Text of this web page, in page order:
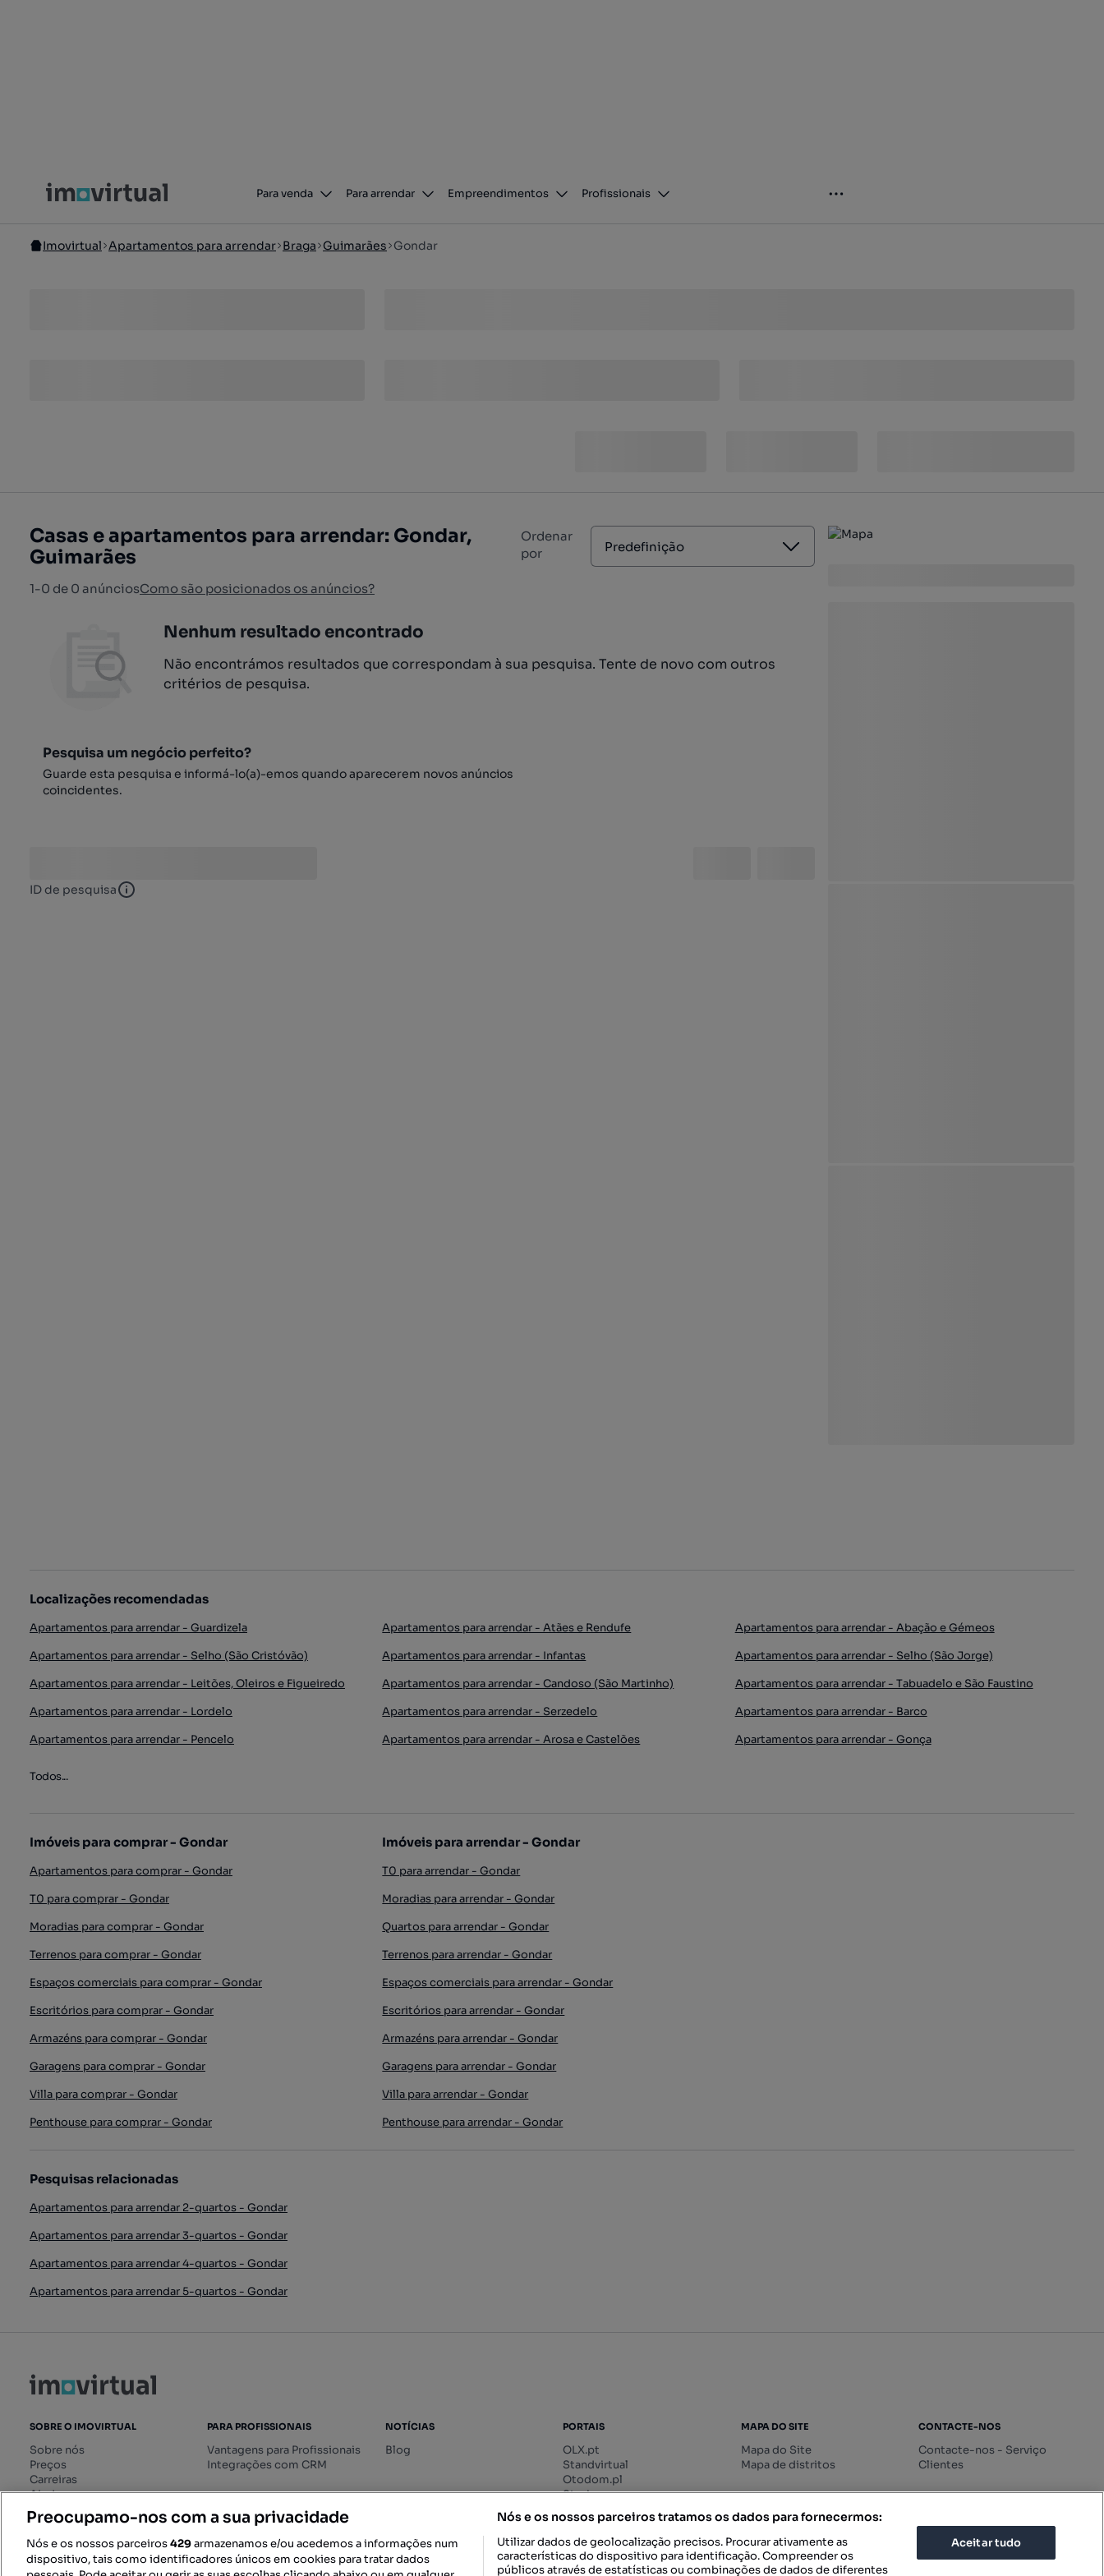
Para venda Para arrendar Empreendimentos Profissionais
Imovirtual Apartamentos para arrendar Braga Guimarães Gondar
Casas e apartamentos para arrendar: Gondar,
Guimarães
1-0 de 0 anúnciosComo são posicionados os anúncios?
Ordenar
por
Predefinição
Nenhum resultado encontrado
Não encontrámos resultados que correspondam à sua pesquisa. Tente de novo com outros
critérios de pesquisa.
Pesquisa um negócio perfeito?
Guarde esta pesquisa e informá-lo(a)-emos quando aparecerem novos anúncios
coincidentes.
ID de pesquisa ID de pesquisa
Localizações recomendadas
Apartamentos para arrendar - Guardizela Apartamentos para arrendar - Atães e Rendufe
Apartamentos para arrendar - Abação e Gémeos
Apartamentos para arrendar - Selho (São Cristóvão)
Apartamentos para arrendar - Infantas
Apartamentos para arrendar - Selho (São Jorge)
Apartamentos para arrendar - Leitões, Oleiros e Figueiredo
Apartamentos para arrendar - Candoso (São Martinho)
Apartamentos para arrendar - Tabuadelo e São Faustino
Apartamentos para arrendar - Lordelo
Apartamentos para arrendar - Serzedelo
Apartamentos para arrendar - Barco
Apartamentos para arrendar - Pencelo
Apartamentos para arrendar - Arosa e Castelões Apartamentos para arrendar - Gonça
Todos...
Imóveis para comprar - Gondar
Apartamentos para comprar - Gondar
T0 para comprar - Gondar
Moradias para comprar - Gondar
Terrenos para comprar - Gondar
Espaços comerciais para comprar - Gondar
Escritórios para comprar - Gondar
Armazéns para comprar - Gondar
Garagens para comprar - Gondar
Villa para comprar - Gondar
Penthouse para comprar - Gondar
Imóveis para arrendar - Gondar
T0 para arrendar - Gondar
Moradias para arrendar - Gondar
Quartos para arrendar - Gondar
Terrenos para arrendar - Gondar
Espaços comerciais para arrendar - Gondar
Escritórios para arrendar - Gondar
Armazéns para arrendar - Gondar
Garagens para arrendar - Gondar
Villa para arrendar - Gondar
Penthouse para arrendar - Gondar
Pesquisas relacionadas
Apartamentos para arrendar 2-quartos - Gondar
Apartamentos para arrendar 3-quartos - Gondar
Apartamentos para arrendar 4-quartos - Gondar
Apartamentos para arrendar 5-quartos - Gondar
SOBRE O IMOVIRTUAL
Sobre nós
Preços
Carreiras
Ajuda
Livro de Reclamações online
Regulamento dos Serviços
Digitais
PARA PROFISSIONAIS
Vantagens para Profissionais
Integrações com CRM
NOTÍCIAS
Blog
PORTAIS
OLX.pt
Standvirtual
Otodom.pl
Storia.ro
MAPA DO SITE
Mapa do Site
Mapa de distritos
CONTACTE-NOS
Contacte-nos - Serviço
Clientes
Preocupamo-nos com a sua privacidade
Nós e os nossos parceiros429armazenamos e/ou acedemos a informações num
dispositivo, tais como identificadores únicos em cookies para tratar dados
Nós e os nossos parceiros tratamos os dados para fornecermos:
Utilizar dados de geolocalização precisos. Procurar ativamente as
características do dispositivo para identificação. Compreender os
públicos através de estatísticas ou combinações de dados de diferentes
Aceitar tudo